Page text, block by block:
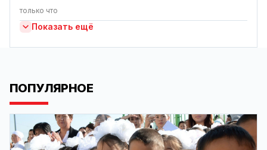
только что
Показать ещё
ПОПУЛЯРНОЕ